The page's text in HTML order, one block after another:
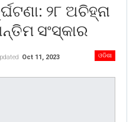
୨୮ ଅଚିହ୍ନା
ସଂସ୍କାର
ଓଡିଶା
Oct 11, 2023